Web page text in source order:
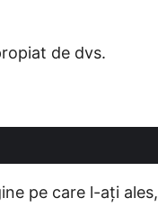
de dvs.
pe care l-ați ales,